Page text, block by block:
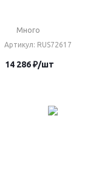
Много
Артикул: RUS72617
14 286₽/шт